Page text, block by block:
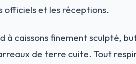
officiels et les réceptions.
à caissons finement sculpté,
de terre cuite. Tout